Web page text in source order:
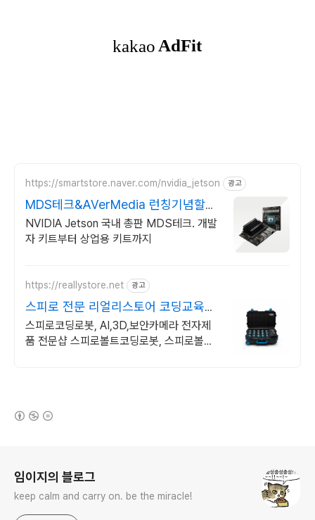
https://smartstore.naver.com/nvidia_jetson 광고
MDS테크&AVerMedia 런칭기념할인
이벤트
NVIDIA Jetson 국내 총판 MDS테크. 개발
자 키트부터 상업용 키트까지
https://reallystore.net 광고
스피로 전문 리얼리스토어 코딩교육을
쉽고 재밌게
스피로코딩로봇, AI,3D,보안카메라 전자제
품 전문샵 스피로볼트코딩로봇, 스피로볼트
임이지의 블로그
keep calm and carry on. be the miracle!